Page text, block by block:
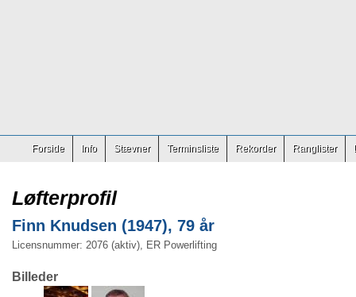
Forside Info Stævner Terminsliste Rekorder Ranglister
Løfterprofil
Finn Knudsen (1947), 79 år
Licensnummer: 2076 (aktiv), ER Powerlifting
Billeder